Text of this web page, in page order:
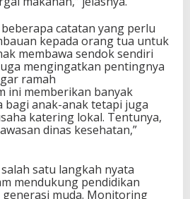
catatan yang perlu
kepada orang tua untuk
membawa sendok sendiri
mengingatkan pentingnya
ramah
ini memberikan banyak
bagi anak-anak tetapi juga
katering lokal. Tentunya,
dinas kesehatan,”
satu langkah nyata
mendukung pendidikan
muda. Monitoring